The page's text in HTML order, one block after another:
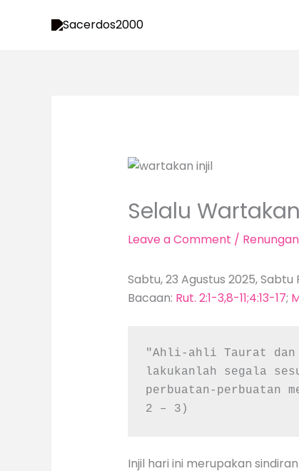
Selalu
Leave a Comment /
Sabtu, 23 Agustus 2025, Sabtu
Bacaan: Rut. 2:1-3,8-11;4:13-17;
"Ahli-ahli Taurat dan
lakukanlah segala
perbuatan-perbuatan
2 – 3)
Injil hari ini merupakan